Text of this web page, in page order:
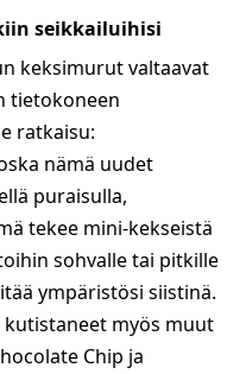
seikkailuihisi
keksimurut valtaavat
tietokoneen
ratkaisu:
nämä uudet
puraisulla,
tekee mini-kekseistä
sohvalle tai pitkille
ympäristösi siistinä.
kutistaneet myös muut
Chip ja